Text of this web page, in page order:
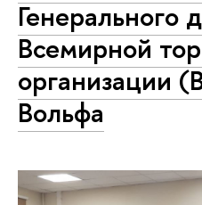
Генерального
Всемирной
организации
Вольфа